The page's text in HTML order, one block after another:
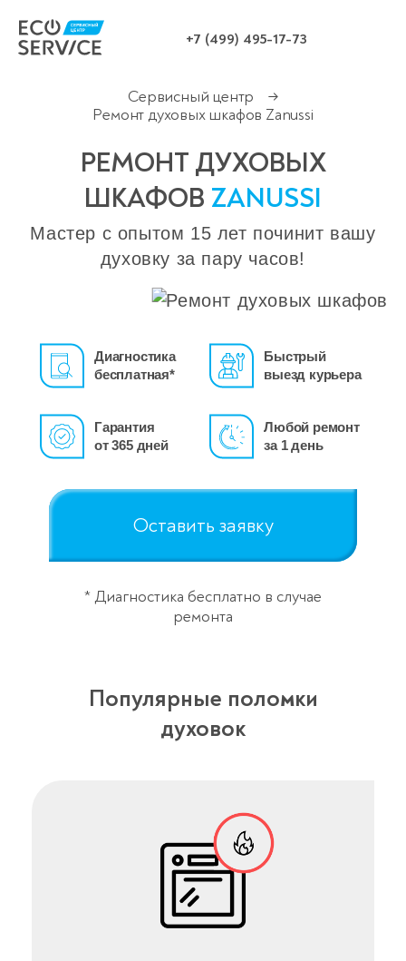
+7 (499) 495-17-73
Сервисный центр
→
Ремонт духовых шкафов Zanussi
РЕМОНТ ДУХОВЫХ
ШКАФОВ ZANUSSI
Мастер с опытом 15 лет починит вашу
духовку за пару часов!
Диагностика
бесплатная*
Быстрый
выезд курьера
Гарантия
от 365 дней
Любой ремонт
за 1 день
Оставить заявку
* Диагностика бесплатно в случае
ремонта
Популярные поломки
духовок